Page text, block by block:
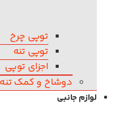
توپی چرخ
توپی تنه
اجزای توپی
دوشاخ و کمک تنه
لوازم جانبی